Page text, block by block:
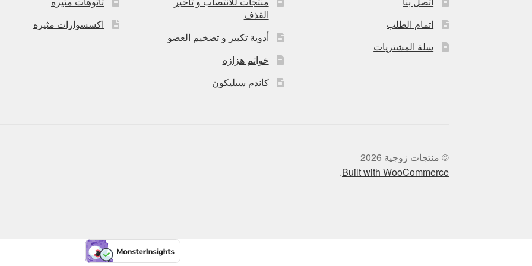
اتمام الطلب
سلة المشتريات
القذف
أدوية تكبير و تضخيم العضو
خواتم هزازه
كاندم سيليكون
اكسسوارات مثيره
© منتجات زوجية 2026
Built with WooCommerce
.